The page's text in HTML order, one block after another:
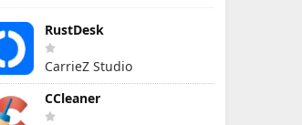
RustDesk
CarrieZ Studio
CCleaner